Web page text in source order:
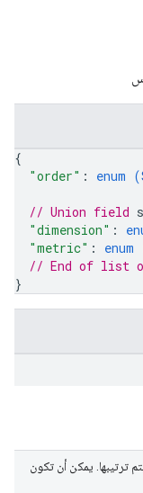
{
"order" : enum (
// Union field
"dimension" :
"metric" : enum
// End of list
}
ترتيبها. يمكن أن تكون